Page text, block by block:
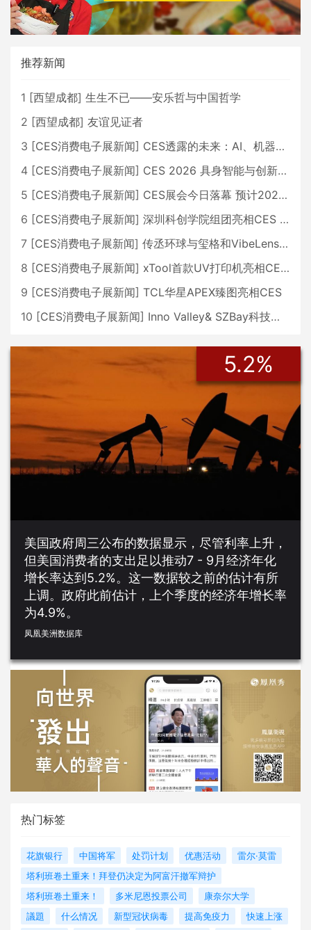
推荐新闻
1 [西望成都] 生生不已——安乐哲与中国哲学
2 [西望成都] 友谊见证者
3 [CES消费电子展新闻] CES透露的未来：AI、机器人与智能生活大爆发
4 [CES消费电子展新闻] CES 2026 具身智能与创新领域 中国公司大放异彩
5 [CES消费电子展新闻] CES展会今日落幕 预计2026行业收入将超五千亿美元
6 [CES消费电子展新闻] 深圳科创学院组团亮相CES 广受好评
7 [CES消费电子展新闻] 传丞环球与玺格和VibeLens共同推出全新耳机
8 [CES消费电子展新闻] xTool首款UV打印机亮相CES 全新AI创作智能体AImake重塑创意制造
9 [CES消费电子展新闻] TCL华星APEX臻图亮相CES
10 [CES消费电子展新闻] Inno Valley& SZBay科技创新中心携中国品牌亮相CES
美国政府周三公布的数据显示，尽管利率上升，
但美国消费者的支出足以推动7 - 9月经济年化
增长率达到5.2%。这一数据较之前的估计有所
上调。政府此前估计，上个季度的经济年增长率
为4.9%。
凤凰美洲数据库
5.2%
热门标签
花旗银行 中国将军 处罚计划 优惠活动
雷尔·莫雷
塔利班卷土重来！拜登仍决定为阿富汗撤军辩护
塔利班卷土重来！
多米尼恩投票公司
康奈尔大学
議題
什么情况 新型冠状病毒 提高免疫力
快速上涨